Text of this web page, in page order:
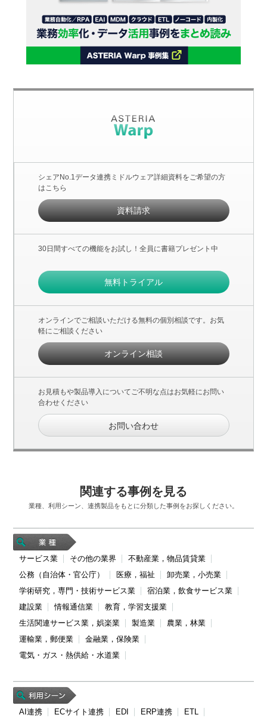
シェアNo.1データ連携ミドルウェア詳細資料をご希望の方
はこちら
資料請求
30日間すべての機能をお試し！全員に書籍プレゼント中
無料トライアル
オンラインでご相談いただける無料の個別相談です。お気
軽にご相談ください
オンライン相談
お見積もや製品導入についてご不明な点はお気軽にお問い
合わせください
お問い合わせ
関連する事例を見る
業種、利用シーン、連携製品をもとに分類した事例をお探しください。
サービス業 その他の業界
不動産業，物品賃貸業
公務（自治体・官公庁）
医療，福祉
卸売業，小売業
学術研究，専門・技術サービス業
宿泊業，飲食サービス業
建設業
情報通信業
教育，学習支援業
生活関連サービス業，娯楽業
製造業
農業，林業
運輸業，郵便業
金融業，保険業
電気・ガス・熱供給・水道業
AI連携 ECサイト連携 EDI ERP連携 ETL